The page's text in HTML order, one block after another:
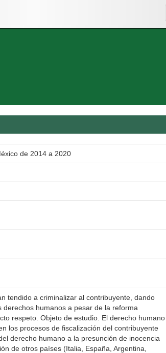
de 2014 a 2020
tendido a criminalizar al contribuyente, dando
humanos a pesar de la reforma
respeto. Objeto de estudio. El derecho humano
los procesos de fiscalización del contribuyente
derecho humano a la presunción de inocencia
de otros países (Italia, España, Argentina,